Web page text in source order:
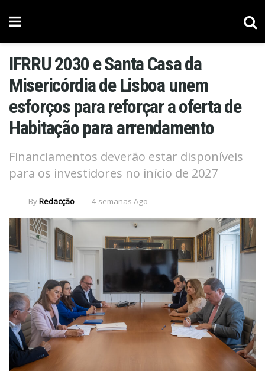
IFRRU 2030 e Santa Casa da
Misericórdia de Lisboa unem
esforços para reforçar a oferta de
Habitação para arrendamento
Financiamentos deverão estar disponíveis
para os investidores no início de 2027
ByRedacção 4 semanas Ago